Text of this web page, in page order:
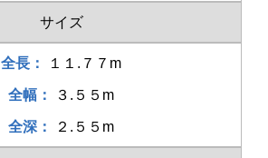
サイズ
全長： １１.７７m
全幅： ３.５５m
全深： ２.５５m